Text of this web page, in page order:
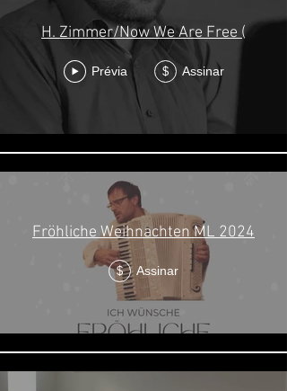
H. Zimmer/Now We Are Free (
Prévia $ Assinar
Fröhliche Weihnachten ML 2024
$ Assinar